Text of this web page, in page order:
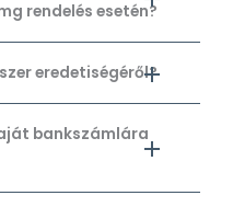
rendelés esetén?
eredetiségéről?
bankszámlára